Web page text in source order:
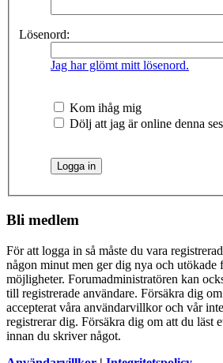
Lösenord:
Jag har glömt mitt lösenord.
Kom ihåg mig
Dölj att jag är online denna
Bli medlem
För att logga in så måste du vara
någon minut men ger dig nya och utökade
möjligheter. Forumadministratören kan
till registrerade användare. Försäkra dig
accepterat våra användarvillkor och vår
registrerar dig. Försäkra dig om att du läst
innan du skriver något.